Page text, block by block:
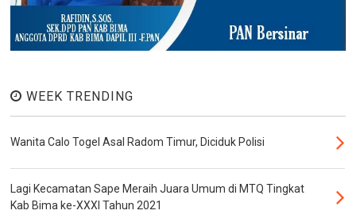
WEEK TRENDING
Wanita Calo Togel Asal Radom Timur, Diciduk Polisi
Lagi Kecamatan Sape Meraih Juara Umum di MTQ Tingkat
Kab Bima ke-XXXI Tahun 2021